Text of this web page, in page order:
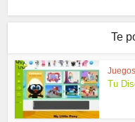
Te
Juegos
Tu